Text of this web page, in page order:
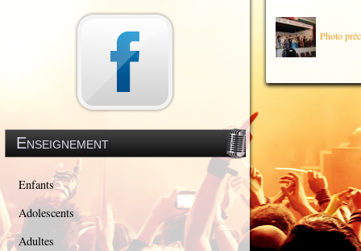
Enseignement
Enfants
Adolescents
Adultes
Photo